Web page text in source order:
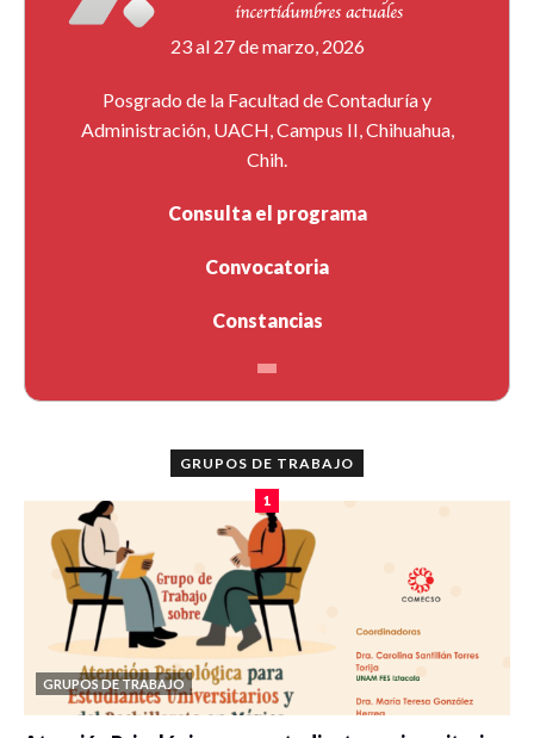
23 al 27 de marzo, 2026
Posgrado de la Facultad de Contaduría y
Administración, UACH, Campus II, Chihuahua,
Chih.
Consulta el programa
Convocatoria
Constancias
GRUPOS DE TRABAJO
1
GRUPOS DE TRABAJO